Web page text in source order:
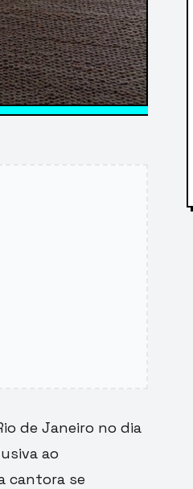
de Janeiro no dia
ao
cantora se